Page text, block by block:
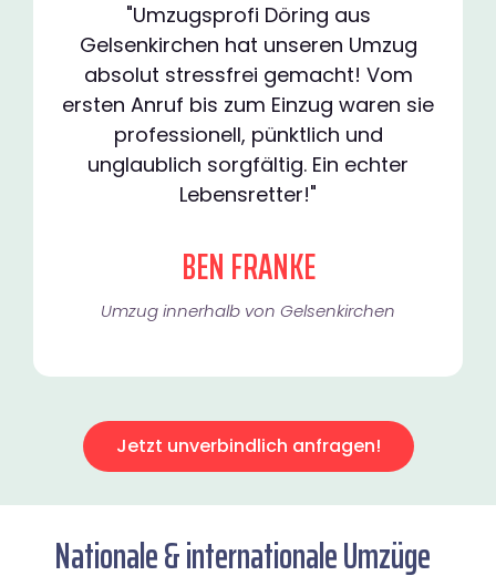
"Umzugsprofi Döring aus
Gelsenkirchen hat unseren Umzug
absolut stressfrei gemacht! Vom
ersten Anruf bis zum Einzug waren sie
professionell, pünktlich und
unglaublich sorgfältig. Ein echter
Lebensretter!"
BEN FRANKE
Umzug innerhalb von Gelsenkirchen​
Jetzt unverbindlich anfragen!
Nationale & internationale Umzüge